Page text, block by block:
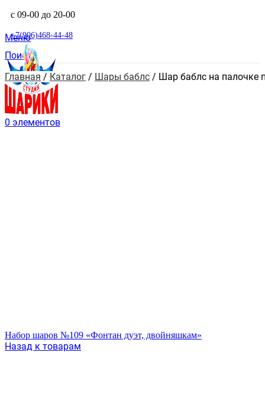
с 09-00 до 20-00
+7(906)468-44-48
Поиск
Меню
0 элементов
Главная / Каталог / Шары баблс / Шар баблс на палочке
Набор шаров №109 «Фонтан дуэт, двойняшкам»
Назад к товарам